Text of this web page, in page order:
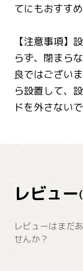
てにもおすす
【注意事項】
らず、閉まら
良ではござい
ら設置して、
ドを外さない
レビュー(
レビューはまだ
せんか？